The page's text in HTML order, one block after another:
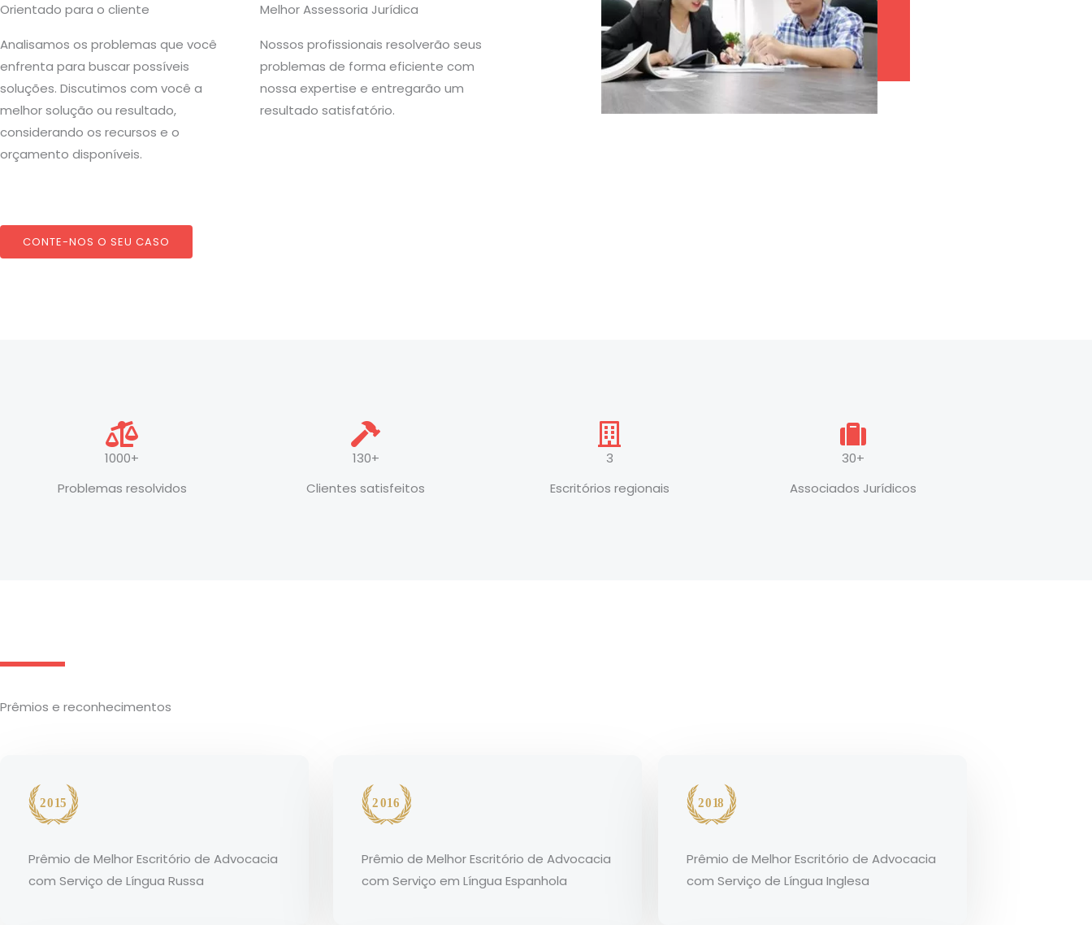
Orientado para o cliente
Analisamos os problemas que você
enfrenta para buscar possíveis
soluções. Discutimos com você a
melhor solução ou resultado,
considerando os recursos e o
orçamento disponíveis.
Melhor Assessoria Jurídica
Nossos profissionais resolverão seus
problemas de forma eficiente com
nossa expertise e entregarão um
resultado satisfatório.
CONTE-NOS O SEU CASO
1000+
Problemas resolvidos
130+
Clientes satisfeitos
3
Escritórios regionais
30+
Associados Jurídicos
Prêmios e reconhecimentos
Prêmio de Melhor Escritório de Advocacia
com Serviço de Língua Russa
Prêmio de Melhor Escritório de Advocacia
com Serviço em Língua Espanhola
Prêmio de Melhor Escritório de Advocacia
com Serviço de Língua Inglesa